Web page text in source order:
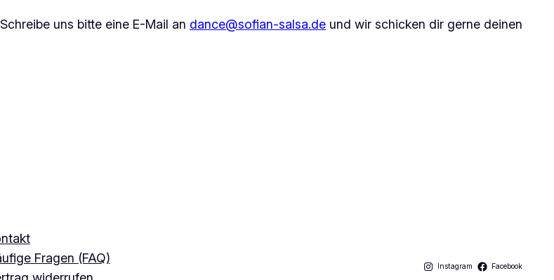
uns bitte eine E-Mail an dance@sofian-salsa.de und wir schicken dir gerne deinen
Fragen (FAQ)
Instagram Facebook